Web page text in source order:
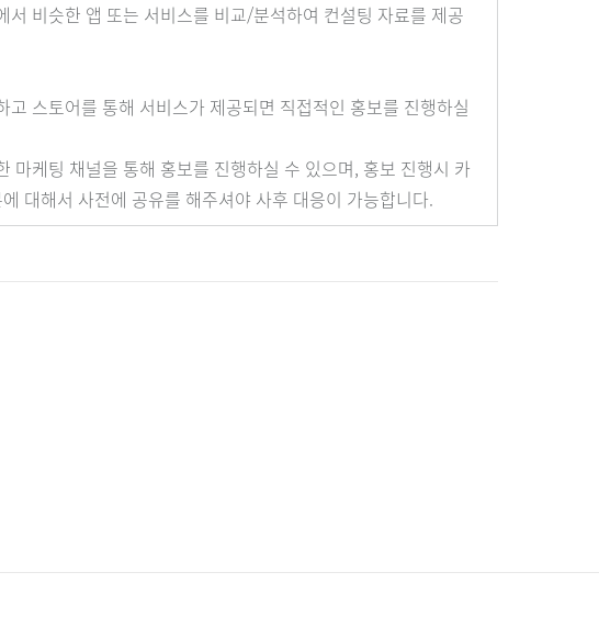
비슷한 앱 또는 서비스를 비교/분석하여 컨설팅 자료를 제공
스토어를 통해 서비스가 제공되면 직접적인 홍보를 진행하실
마케팅 채널을 통해 홍보를 진행하실 수 있으며, 홍보 진행시 카
대해서 사전에 공유를 해주셔야 사후 대응이 가능합니다.